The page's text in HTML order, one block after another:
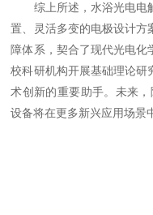
综上所述，水浴光电电
置、灵活多变的电极设计方
障体系，契合了现代光电化
校科研机构开展基础理论研
术创新的重要助手。未来
设备将在更多新兴应用场景